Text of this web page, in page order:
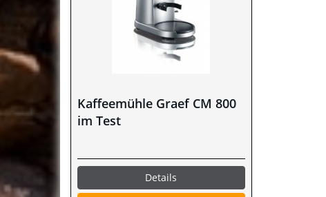
Kaffeemühle Graef CM 800
im Test
Details